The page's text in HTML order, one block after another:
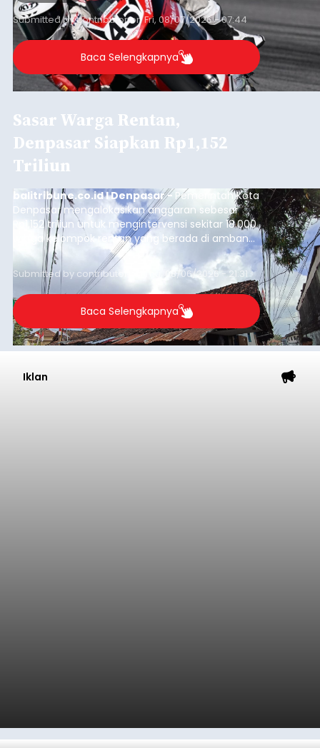
Submitted bycontributoronFri, 08/07/2026 - 07:44
Baca Selengkapnya
Sasar Warga Rentan,
Denpasar Siapkan Rp1,152
Triliun
balitribune.co.id I Denpasar - Pemerintah Kota
Denpasar mengalokasikan anggaran sebesar
Rp1,152 triliun untuk mengintervensi sekitar 18.000
warga kelompok rentan yang berada di ambang
garis kemiskinan. Langkah strategis ini diambil
guna menjaga masyarakat yang berada pada
kelompok desil 5 dan 6 tersebut agar tidak
merosot ke kategori miskin.
Submitted by contributor Thu, 08/06/2026 - 21:31
Baca Selengkapnya
Iklan